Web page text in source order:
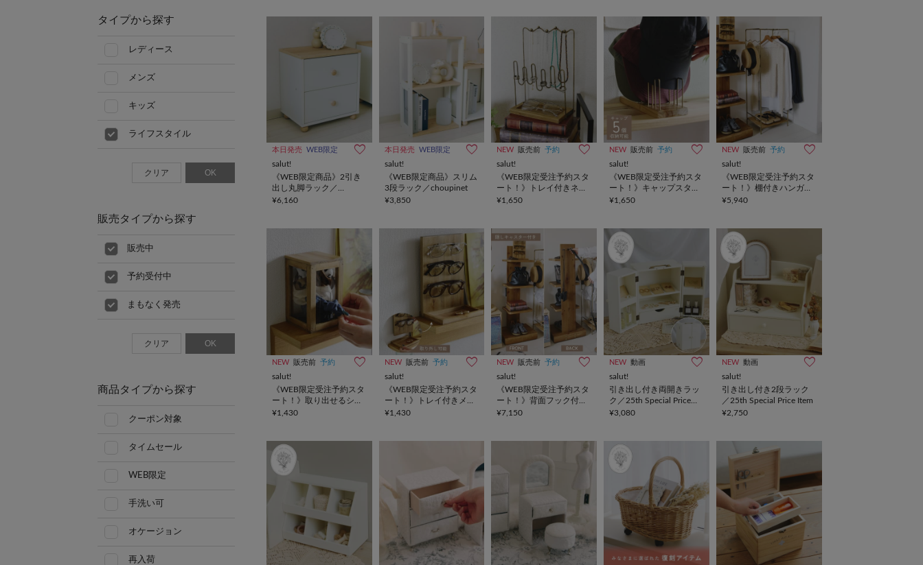
本日発売 WEB限定
salut!
《WEB限定商品》2引き
出し丸脚ラック／
choupinet
¥6,160
本日発売 WEB限定
salut!
《WEB限定商品》スリム
3段ラック／choupinet
¥3,850
NEW 販売前 予約
salut!
《WEB限定受注予約スタ
ート！》トレイ付きネッ
クレス＆リングスタンド
¥1,650
NEW 販売前 予約
salut!
《WEB限定受注予約スタ
ート！》キャップスタン
ド
¥1,650
NEW 販売前 予約
salut!
《WEB限定受注予約スタ
ート！》棚付きハンガー
ラック
¥5,940
NEW 販売前 予約
salut!
《WEB限定受注予約スタ
ート！》取り出せるシュ
シュ収納ケース
¥1,430
NEW 販売前 予約
salut!
《WEB限定受注予約スタ
ート！》トレイ付きメガ
ネスタンド
¥1,430
NEW 販売前 予約
salut!
《WEB限定受注予約スタ
ート！》背面フック付き
可動３段ラック
¥7,150
NEW 動画
salut!
引き出し付き両開きラッ
ク／25th Special Price
Item
¥3,080
NEW 動画
salut!
引き出し付き2段ラック
／25th Special Price Item
¥2,750
タイプから探す
レディース
メンズ
キッズ
ライフスタイル
クリア OK
販売タイプから探す
販売中
予約受付中
まもなく発売
クリア OK
商品タイプから探す
クーポン対象
タイムセール
WEB限定
手洗い可
オケージョン
再入荷